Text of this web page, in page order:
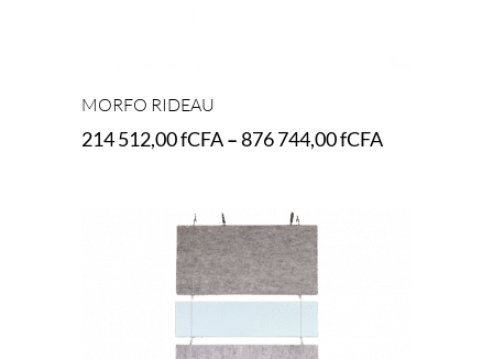
MORFO RIDEAU
214 512,00fCFA–876 744,00fCFA